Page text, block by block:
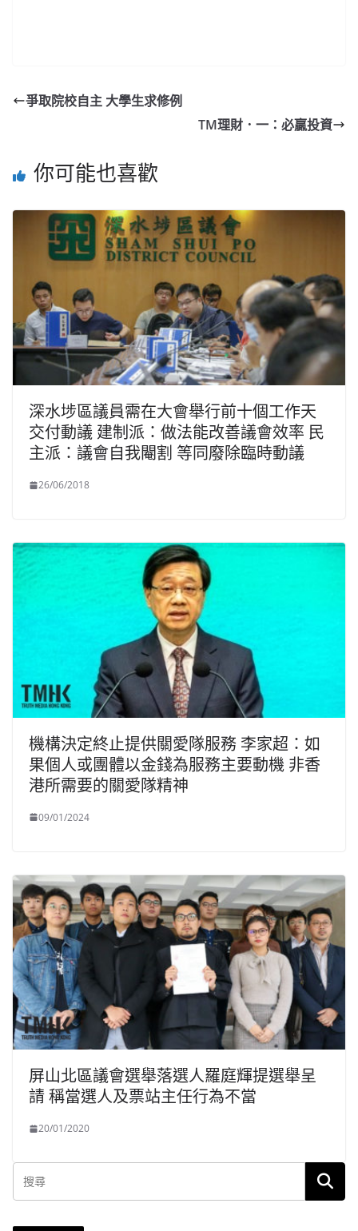
爭取院校自主 大學生求修例
TM理財．一：必贏投資
你可能也喜歡
深水埗區議員需在大會舉行前十個工作天
交付動議 建制派：做法能改善議會效率 民
主派：議會自我閹割 等同廢除臨時動議
26/06/2018
機構決定終止提供關愛隊服務 李家超：如
果個人或團體以金錢為服務主要動機 非香
港所需要的關愛隊精神
09/01/2024
屏山北區議會選舉落選人羅庭輝提選舉呈
請 稱當選人及票站主任行為不當
20/01/2020